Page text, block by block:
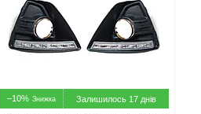
–10% Залишилось 17 днів